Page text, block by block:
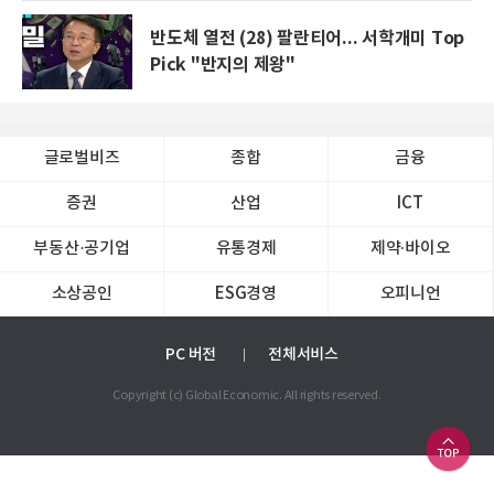
반도체 열전 (28) 팔란티어... 서학개미 Top
Pick "반지의 제왕"
글로벌비즈 종합 금융
증권 산업 ICT
부동산·공기업 유통경제 제약∙바이오
소상공인 ESG경영 오피니언
PC 버전 전체서비스
Copyright (c) Global Economic. All rights reserved.